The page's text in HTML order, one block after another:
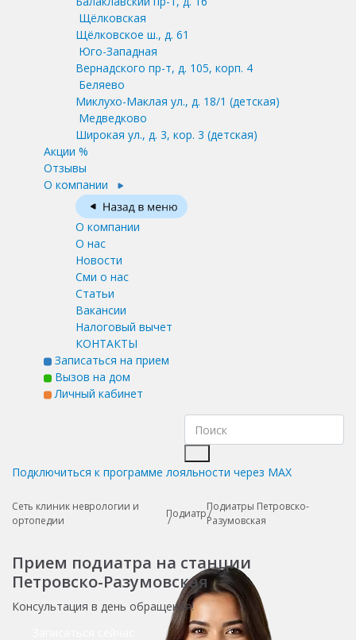
Щёлковская
Щёлковское ш., д. 61
Юго-Западная
Вернадского пр-т, д. 105, корп. 4
Беляево
Миклухо-Маклая ул., д. 18/1 (детская)
Медведково
Широкая ул., д. 3, кор. 3 (детская)
Акции %
Отзывы
О компании
О компании
О нас
Новости
Сми о нас
Статьи
Вакансии
Налоговый вычет
КОНТАКТЫ
Записаться на прием
Вызов на дом
Личный кабинет
Подключиться к программе лояльности через MAX
Сеть клиник неврологии и
ортопедии
Подиатр
Подиатры Петровско-
Разумовская
Прием подиатра на станции
Петровско-Разумовская
Консультация в день обращения!